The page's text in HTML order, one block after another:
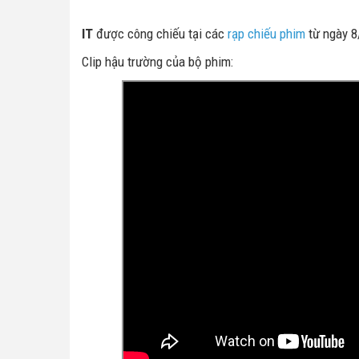
IT được công chiếu tại các rạp chiếu phim từ ngày
Clip hậu trường của bộ phim: